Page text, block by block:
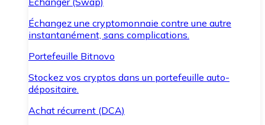
Échangez une cryptomonnaie contre une autre
instantanément, sans complications.
Portefeuille Bitnovo
Stockez vos cryptos dans un portefeuille auto-
dépositaire.
Achat récurrent (DCA)